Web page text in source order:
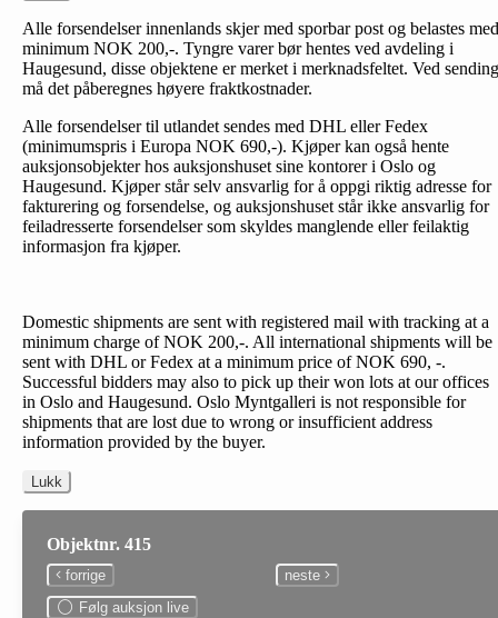
Alle forsendelser innenlands skjer med sporbar post og belastes med
minimum NOK 200,-. Tyngre varer bør hentes ved avdeling i
Haugesund, disse objektene er merket i merknadsfeltet. Ved sending
må det påberegnes høyere fraktkostnader.
Alle forsendelser til utlandet sendes med DHL eller Fedex
(minimumspris i Europa NOK 690,-). Kjøper kan også hente
auksjonsobjekter hos auksjonshuset sine kontorer i Oslo og
Haugesund. Kjøper står selv ansvarlig for å oppgi riktig adresse for
fakturering og forsendelse, og auksjonshuset står ikke ansvarlig for
feiladresserte forsendelser som skyldes manglende eller feilaktig
informasjon fra kjøper.
Domestic shipments are sent with registered mail with tracking at a
minimum charge of NOK 200,-. All international shipments will be
sent with DHL or Fedex at a minimum price of NOK 690, -.
Successful bidders may also to pick up their won lots at our offices
in Oslo and Haugesund. Oslo Myntgalleri is not responsible for
shipments that are lost due to wrong or insufficient address
information provided by the buyer.
Lukk
Objektnr. 415
forrige
neste
Følg auksjon live